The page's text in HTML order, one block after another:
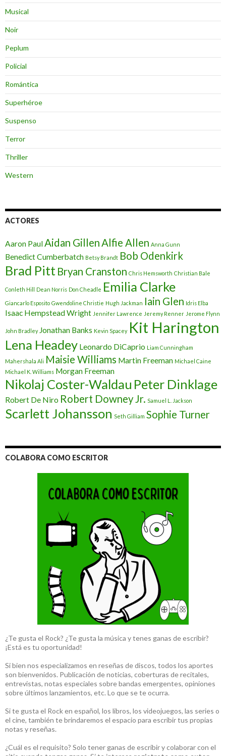
Musical
Noir
Peplum
Policial
Romántica
Superhéroe
Suspenso
Terror
Thriller
Western
ACTORES
Aaron PaulAidan GillenAlfie Allen Anna Gunn
Benedict Cumberbatch Betsy Brandt Bob Odenkirk
Brad Pitt Bryan Cranston Chris Hemsworth Christian Bale
Conleth Hill Dean Norris Don Cheadle Emilia Clarke
Giancarlo Esposito Gwendoline Christie Hugh Jackman Iain Glen Idris Elba
Isaac Hempstead Wright Jennifer Lawrence Jeremy Renner Jerome Flynn
John Bradley Jonathan Banks Kevin Spacey Kit Harington
Lena Headey Leonardo DiCaprio Liam Cunningham
Mahershala Ali Maisie Williams Martin Freeman Michael Caine
Michael K. Williams Morgan Freeman
Nikolaj Coster-Waldau Peter Dinklage
Robert De Niro Robert Downey Jr. Samuel L. Jackson
Scarlett Johansson Seth Gilliam Sophie Turner
COLABORA COMO ESCRITOR
¿Te gusta el Rock? ¿Te gusta la música y tenes ganas de escribir?
¡Está es tu oportunidad!
Si bien nos especializamos en reseñas de discos, todos los aportes
son bienvenidos. Publicación de noticias, coberturas de recitales,
entrevistas, notas especiales sobre bandas emergentes, opiniones
sobre últimos lanzamientos, etc. Lo que se te ocurra.
Si te gusta el Rock en español, los libros, los videojuegos, las series o
el cine, también te brindaremos el espacio para escribir tus propias
notas y reseñas.
¿Cuál es el requisito? Solo tener ganas de escribir y colaborar con el